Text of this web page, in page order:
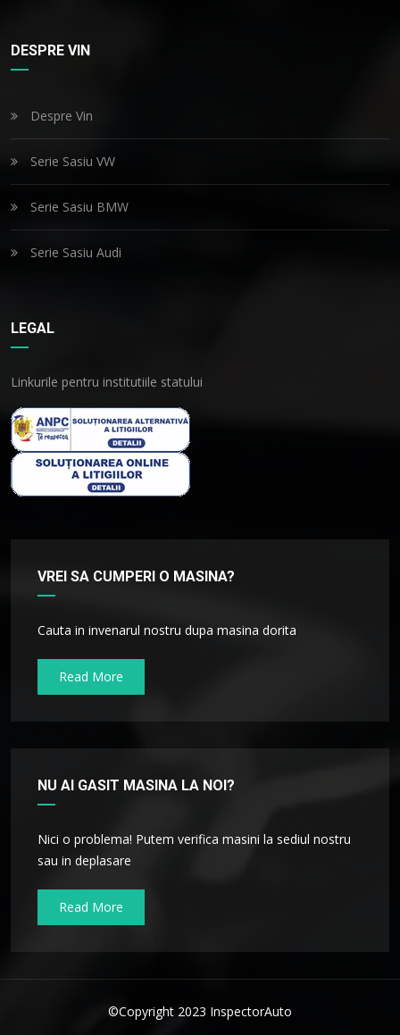
DESPRE VIN
Despre Vin
Serie Sasiu VW
Serie Sasiu BMW
Serie Sasiu Audi
LEGAL
Linkurile pentru institutiile statului
VREI SA CUMPERI O MASINA?
Cauta in invenarul nostru dupa masina dorita
Read More
NU AI GASIT MASINA LA NOI?
Nici o problema! Putem verifica masini la sediul nostru
sau in deplasare
Read More
©Copyright 2023 InspectorAuto